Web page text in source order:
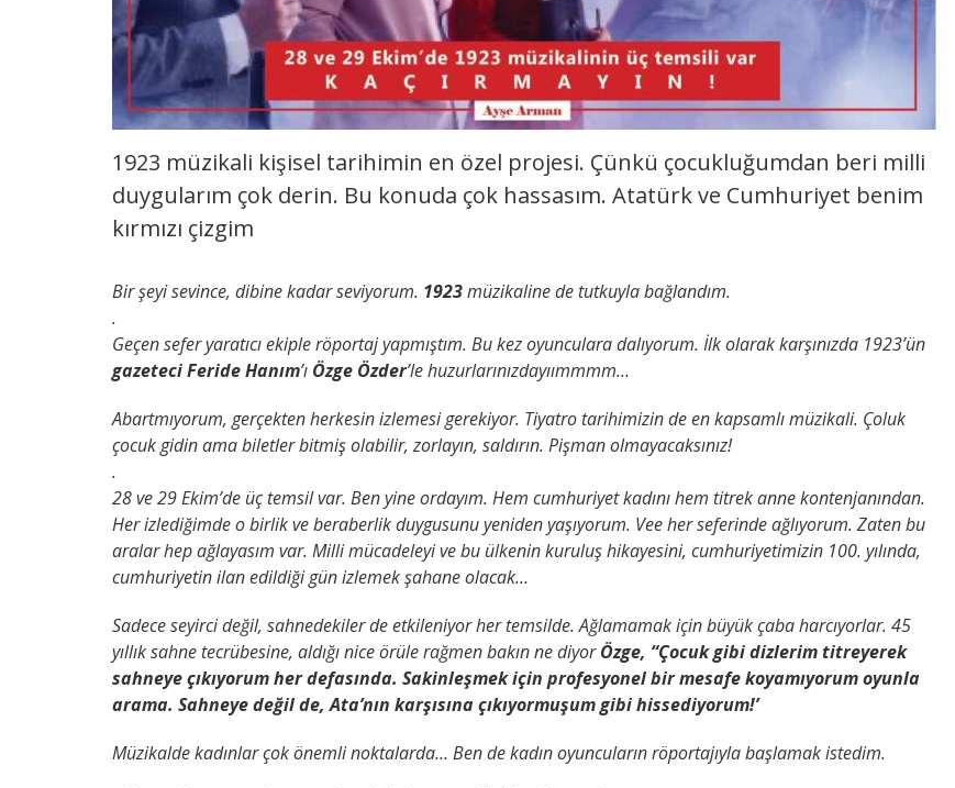
1923 müzikali kişisel tarihimin en özel projesi. Çünkü çocukluğumdan beri milli
duygularım çok derin. Bu konuda çok hassasım. Atatürk ve Cumhuriyet benim
kırmızı çizgim
Bir şeyi sevince, dibine kadar seviyorum. 1923müzikaline de tutkuyla bağlandım.
.
Geçen sefer yaratıcı ekiple röportaj yapmıştım. Bu kez oyunculara dalıyorum. İlk olarak karşınızda 1923’ün
gazeteci Feride Hanım’ı Özge Özder’le huzurlarınızdayıımmmm…
Abartmıyorum, gerçekten herkesin izlemesi gerekiyor. Tiyatro tarihimizin de en kapsamlı müzikali. Çoluk
çocuk gidin ama biletler bitmiş olabilir, zorlayın, saldırın. Pişman olmayacaksınız!
.
28 ve 29 Ekim’de üç temsil var. Ben yine ordayım. Hem cumhuriyet kadını hem titrek anne kontenjanından.
Her izlediğimde o birlik ve beraberlik duygusunu yeniden yaşıyorum. Vee her seferinde ağlıyorum. Zaten bu
aralar hep ağlayasım var. Milli mücadeleyi ve bu ülkenin kuruluş hikayesini, cumhuriyetimizin 100. yılında,
cumhuriyetin ilan edildiği gün izlemek şahane olacak…
Sadece seyirci değil, sahnedekiler de etkileniyor her temsilde. Ağlamamak için büyük çaba harcıyorlar. 45
yıllık sahne tecrübesine, aldığı nice örüle rağmen bakın ne diyorÖzge, “Çocuk gibi dizlerim titreyerek
sahneye çıkıyorum her defasında. Sakinleşmek için profesyonel bir mesafe koyamıyorum oyunla
arama. Sahneye değil de, Ata’nın karşısına çıkıyormuşum gibi hissediyorum!’
Müzikalde kadınlar çok önemli noktalarda… Ben de kadın oyuncuların röportajıyla başlamak istedim.